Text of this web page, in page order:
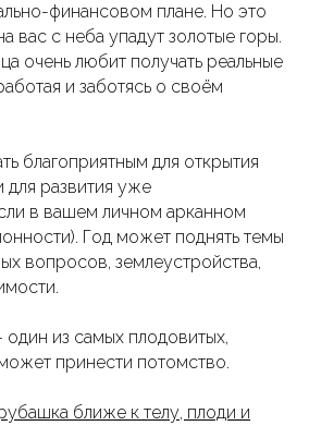
финансовом плане. Но это
вас с неба упадут золотые горы.
очень любит получать реальные
и заботясь о своём
благоприятным для открытия
для развития уже
в вашем личном арканном
Год может поднять темы
вопросов, землеустройства,
из самых плодовитых,
принести потомство.
ближе к телу, плоди и